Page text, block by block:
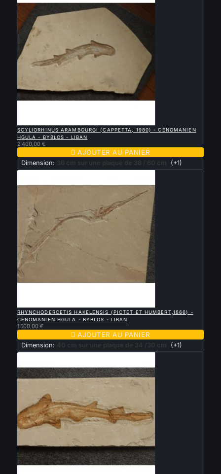
SCYLIORHINUS ARAMBOURGI (CAPPETTA, 1980) - CÉNOMANIEN
HGULA - BYBLOS - LIBAN
2 400,00 €
 AJOUTER AU PANIER
Dimension: 36 cm sur une plaque de 38 / 60 cm (+1)
RHYNCHODERCETIS HAKELENSIS (PICTET ET HUMBERT,1866) -
CÉNOMANIEN HGULA - BYBLOS - LIBAN
1 500,00 €
 AJOUTER AU PANIER
Dimension: 40 cm sur une plaque de 34 /30 cm (+1)